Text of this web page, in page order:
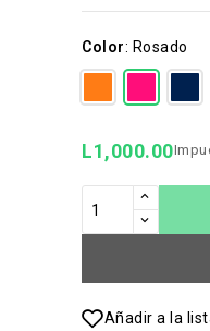
Color: Rosado
L1,000.00
Añadir a la